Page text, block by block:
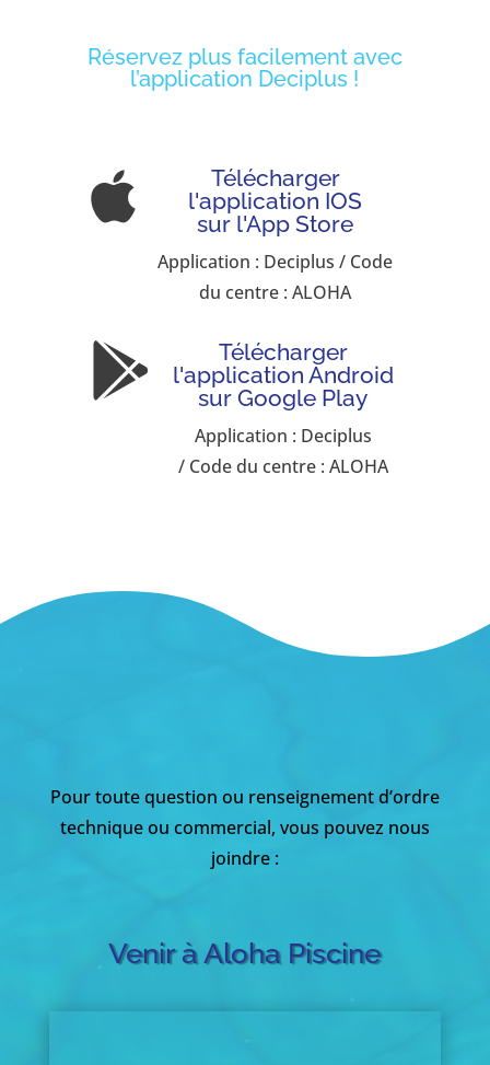
Réservez plus facilement avec
l’application Deciplus !

Télécharger
l'application IOS
sur l'App Store
Application : Deciplus / Code
du centre : ALOHA

Télécharger
l'application Android
sur Google Play
Application : Deciplus
/ Code du centre : ALOHA
Pour toute question ou renseignement d’ordre
technique ou commercial, vous pouvez nous
joindre :
Venir à Aloha Piscine